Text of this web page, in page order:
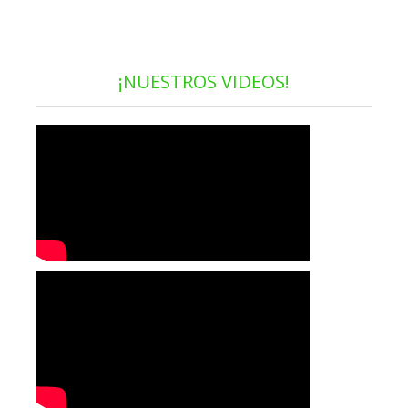
¡NUESTROS VIDEOS!